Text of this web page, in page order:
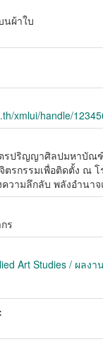
นผ้าใบ
xmlui/handle/
ปริญญาศิลปมหาบัณฑิ
ตรกรรมเพื่อติดตั้ง ณ
ความลึกลับ พลังอำนา
ร
Art Studies / ผลง